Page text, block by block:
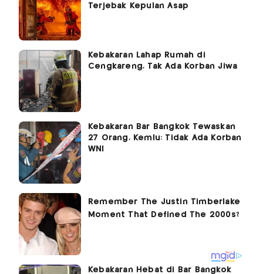
Terjebak Kepulan Asap
Kebakaran Lahap Rumah di
Cengkareng, Tak Ada Korban Jiwa
Kebakaran Bar Bangkok Tewaskan
27 Orang, Kemlu: Tidak Ada Korban
WNI
Kebakaran Hebat di Bar Bangkok